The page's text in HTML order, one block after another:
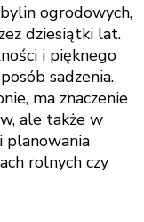
ogrodowych,
dziesiątki lat.
i pięknego
sadzenia.
ma znaczenie
ale także w
planowania
rolnych czy